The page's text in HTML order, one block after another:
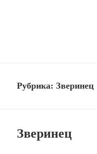
Рубрика:Зверинец
Зверинец